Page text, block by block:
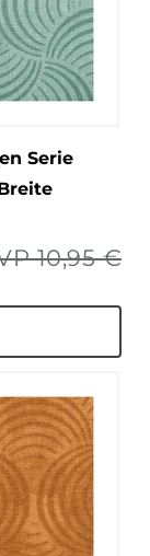
Serie
10,95 €